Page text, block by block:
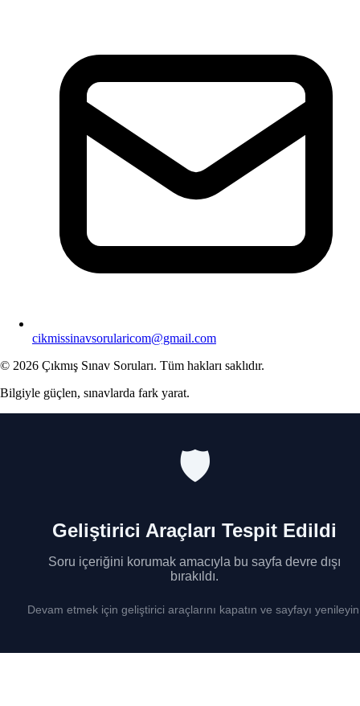
cikmissinavsorularicom@gmail.com
© 2026 Çıkmış Sınav Soruları. Tüm hakları saklıdır.
Bilgiyle güçlen, sınavlarda fark yarat.
🛡️
Geliştirici Araçları Tespit Edildi
Soru içeriğini korumak amacıyla bu sayfa devre dışı
bırakıldı.
Devam etmek için geliştirici araçlarını kapatın ve sayfayı